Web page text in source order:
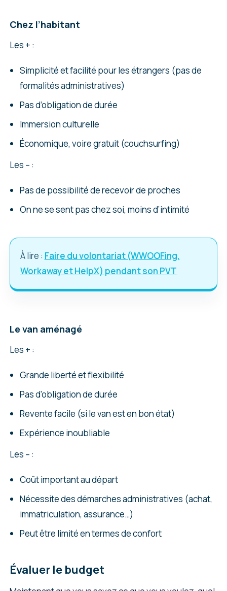
Chez l’habitant
Les + :
Simplicité et facilité pour les étrangers (pas de
formalités administratives)
Pas d’obligation de durée
Immersion culturelle
Économique, voire gratuit (couchsurfing)
Les – :
Pas de possibilité de recevoir de proches
On ne se sent pas chez soi, moins d’intimité
À lire : Faire du volontariat (WWOOFing,
Workaway et HelpX) pendant son PVT
Le van aménagé
Les + :
Grande liberté et flexibilité
Pas d’obligation de durée
Revente facile (si le van est en bon état)
Expérience inoubliable
Les – :
Coût important au départ
Nécessite des démarches administratives (achat,
immatriculation, assurance…)
Peut être limité en termes de confort
Évaluer le budget